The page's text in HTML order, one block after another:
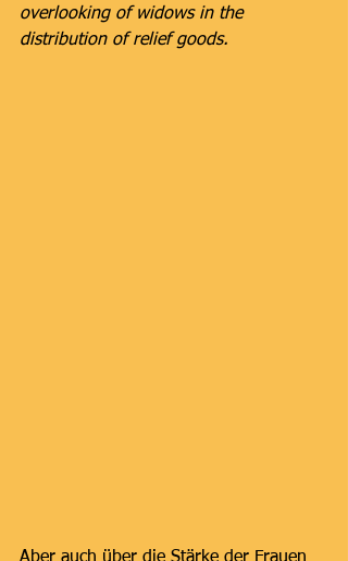
overlooking of widows in the
distribution of relief goods.
Aber auch über die Stärke der Frauen